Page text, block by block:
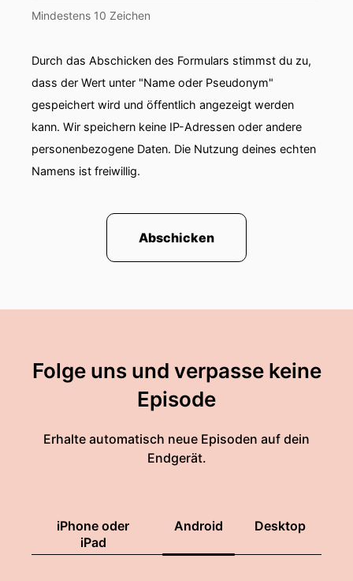
Mindestens 10 Zeichen
Durch das Abschicken des Formulars stimmst du zu,
dass der Wert unter "Name oder Pseudonym"
gespeichert wird und öffentlich angezeigt werden
kann. Wir speichern keine IP-Adressen oder andere
personenbezogene Daten. Die Nutzung deines echten
Namens ist freiwillig.
Abschicken
Folge uns und verpasse keine
Episode
Erhalte automatisch neue Episoden auf dein
Endgerät.
iPhone oder
iPad
Android Desktop